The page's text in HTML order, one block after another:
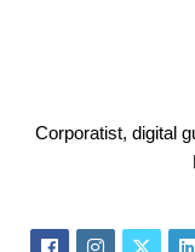
Corporatist, digital